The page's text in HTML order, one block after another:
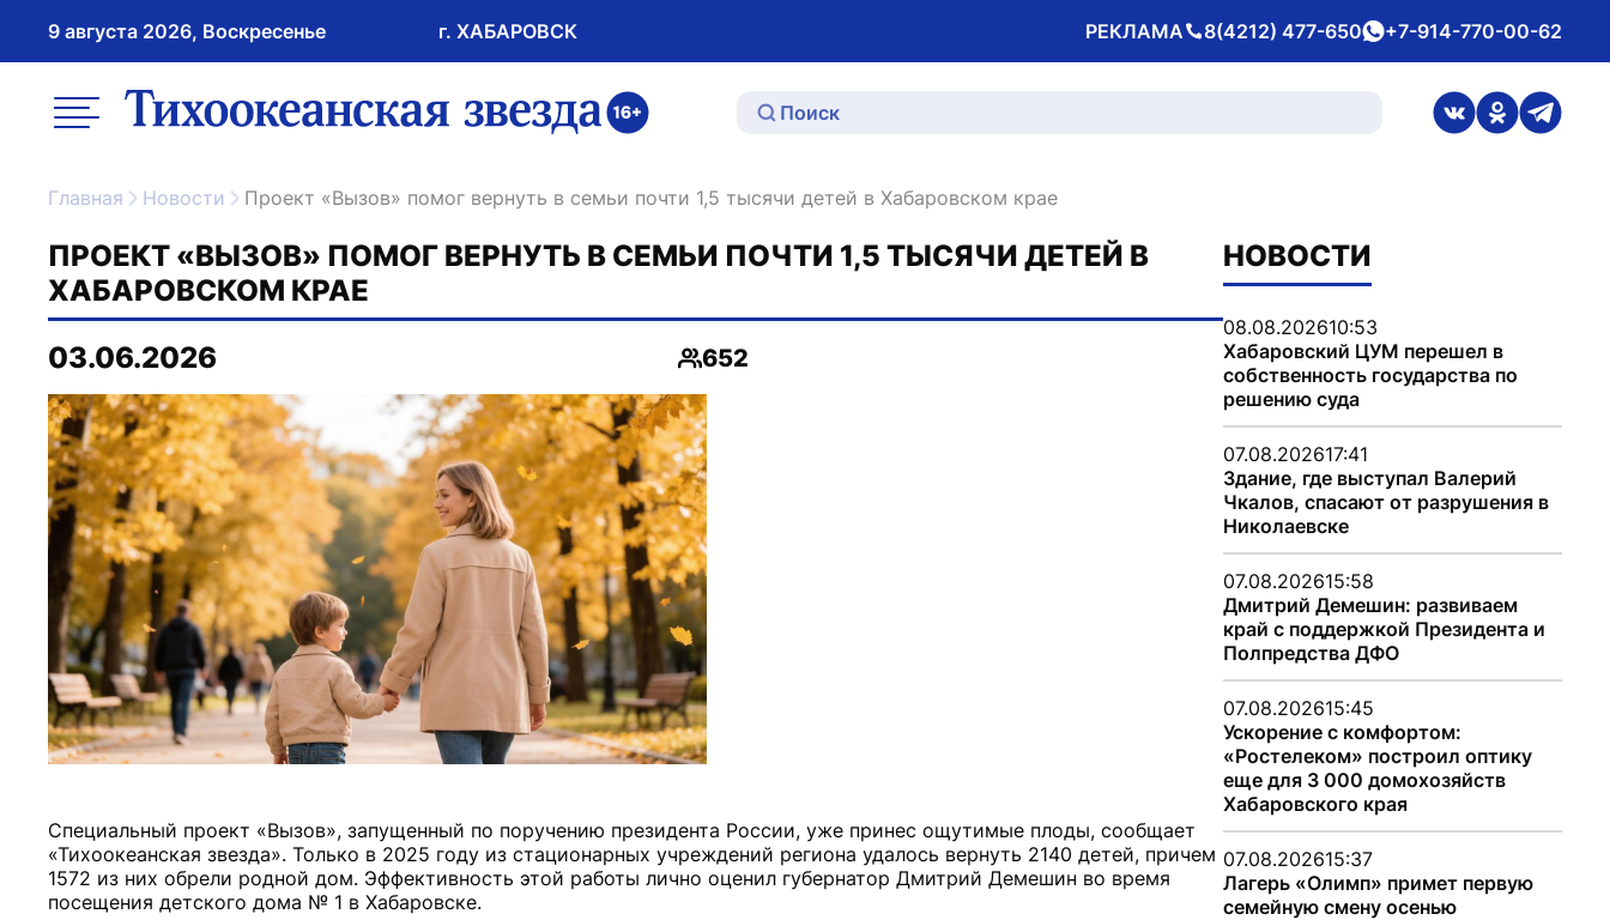
9 августа 2026, Воскресенье г. ХАБАРОВСК РЕКЛАМА
Телефон 8(4212) 477-650whatsApp
+7-914-770-00-62
меню ссылка на главную
ссылка на
ссылка на
Главная Новости Проект «Вызов» помог вернуть в семьи почти 1,5 тысячи детей в Хабаровском крае
ПРОЕКТ «ВЫЗОВ» ПОМОГ ВЕРНУТЬ В СЕМЬИ ПОЧТИ 1,5 ТЫСЯЧИ ДЕТЕЙ В
ХАБАРОВСКОМ КРАЕ
03.06.2026
Просмотры
652
Специальный проект «Вызов», запущенный по поручению президента России, уже принес ощутимые плоды, сообщает
«Тихоокеанская звезда». Только в 2025 году из стационарных учреждений региона удалось вернуть 2140 детей, причем
1572 из них обрели родной дом. Эффективность этой работы лично оценил губернатор Дмитрий Демешин во время
посещения детского дома № 1 в Хабаровске.
НОВОСТИ
08.08.202610:53
Хабаровский ЦУМ перешел в
собственность государства по
решению суда
07.08.202617:41
Здание, где выступал Валерий
Чкалов, спасают от разрушения в
Николаевске
07.08.202615:58
Дмитрий Демешин: развиваем
край с поддержкой Президента и
Полпредства ДФО
07.08.202615:45
Ускорение с комфортом:
«Ростелеком» построил оптику
еще для 3 000 домохозяйств
Хабаровского края
07.08.202615:37
Лагерь «Олимп» примет первую
семейную смену осенью